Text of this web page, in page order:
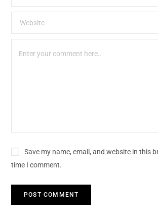
Save my name, email, and website in this
time I comment.